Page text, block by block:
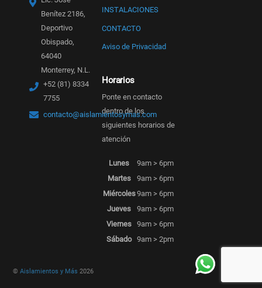
Benítez 2186,
Deportivo
Obispado,
64040
Monterrey, N.L.
+52 (81) 8334
7755
contacto@aislamientosymas.com
INSTALACIONES
CONTACTO
Aviso de Privacidad
Horarios
Ponte en contacto
dentro de los
siguientes horarios de
atención
Lunes
9am > 6pm
Martes
9am > 6pm
Miércoles9am > 6pm
Jueves
9am > 6pm
Viernes 9am > 6pm
Sábado 9am > 2pm
©Aislamientos y Más 2026